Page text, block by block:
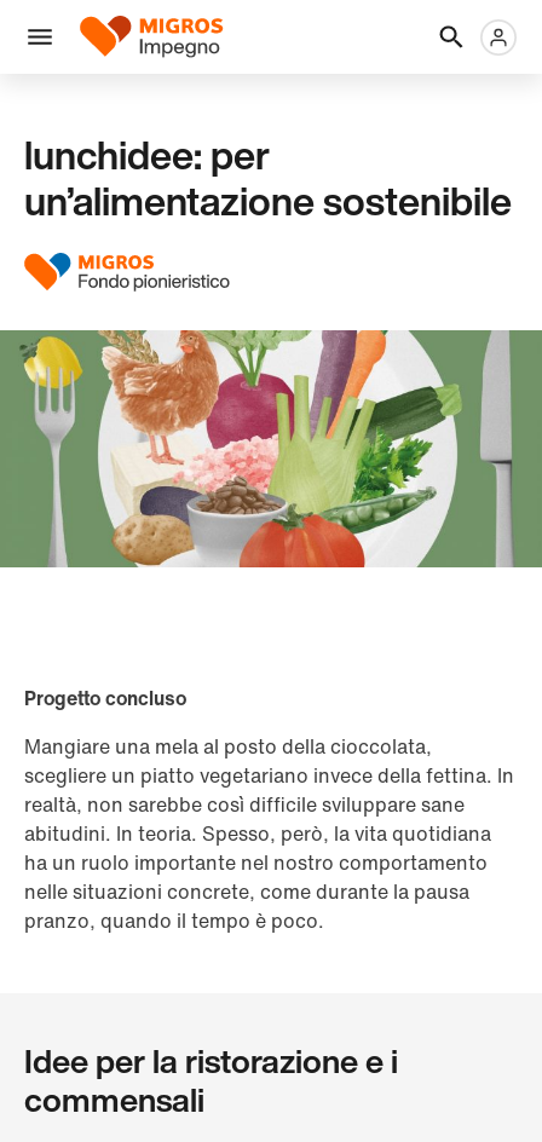
navigazione
Intestazione
Menu
Logo
lunchidee: per
un’alimentazione sostenibile
Progetto concluso
Mangiare una mela al posto della cioccolata,
scegliere un piatto vegetariano invece della fettina. In
realtà, non sarebbe così difficile sviluppare sane
abitudini. In teoria. Spesso, però, la vita quotidiana
ha un ruolo importante nel nostro comportamento
nelle situazioni concrete, come durante la pausa
pranzo, quando il tempo è poco.
Idee per la ristorazione e i
commensali